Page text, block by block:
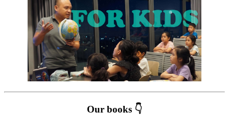
Our books 👇